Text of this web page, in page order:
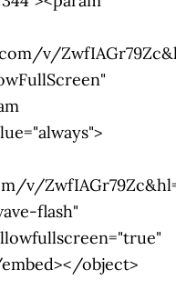
v/
v/
flash"
object>